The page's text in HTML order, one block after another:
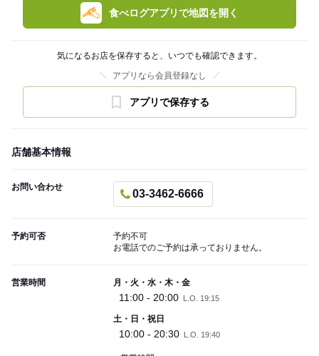
食べログアプリで地図を開く
気になるお店を保存すると、いつでも確認できます。
アプリなら会員登録なし
アプリで保存する
店舗基本情報
お問い合わせ
03-3462-6666
予約可否
予約不可
お電話でのご予約は承っておりません。
営業時間 月・火・水・木・金
11:00 - 20:00 L.O. 19:15
土・日・祝日
10:00 - 20:30 L.O. 19:40